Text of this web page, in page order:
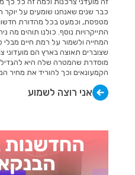
כבר שנים שאנחנו שומעים על יוקר
מטפסת, וכמעט בכל מהדורת
התייקרויות נוסף. כולנו תוהים מה
המחייה ולשמור על רמת חיים
שצוברים תאוצה בארץ הם מועדוני
מוסדרת שהמטרה שלה היא להגדיל
הקמעונאים וכך להוריד את מחיר
אני רוצה לשמוע